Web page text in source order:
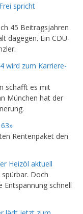
spricht
45 Beitragsjahren
dagegen. Ein CDU-
wird zum Karriere-
schafft es mit
München hat der
Rentenpaket den
Heizöl aktuell
Doch
schnell